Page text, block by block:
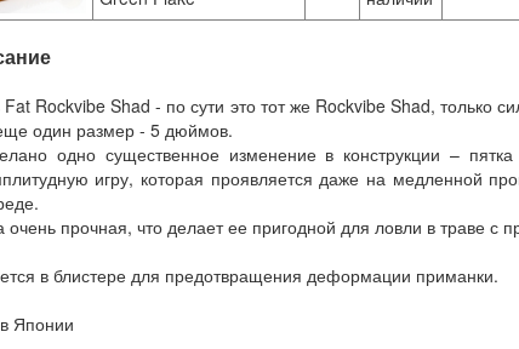
Fat Rockvibe Shad - по сути это тот же Rockvibe Shad, только
один размер - 5 дюймов.
одно существенное изменение в конструкции –
игру, которая проявляется даже на медленной
очень прочная, что делает ее пригодной для ловли в траве с
в блистере для предотвращения деформации приманки.
Японии